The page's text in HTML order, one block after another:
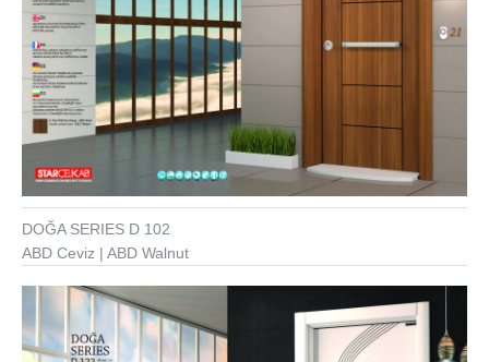
DOĞA SERIES D 102
ABD Ceviz | ABD Walnut